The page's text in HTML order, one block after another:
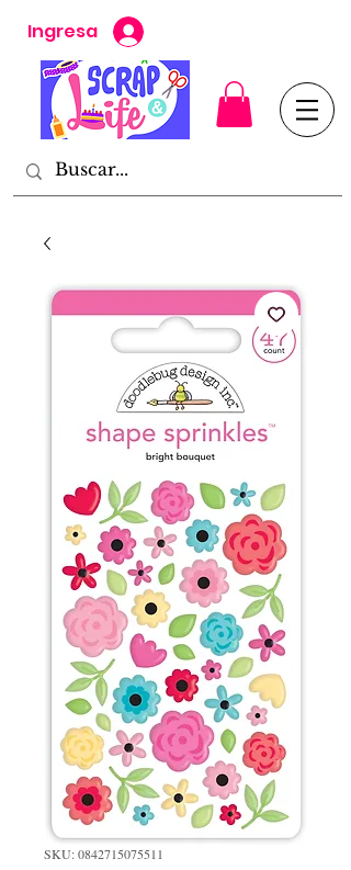
Ingresa
SKU: 0842715075511